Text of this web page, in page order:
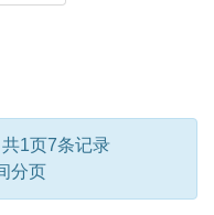
1页7条记录
分页